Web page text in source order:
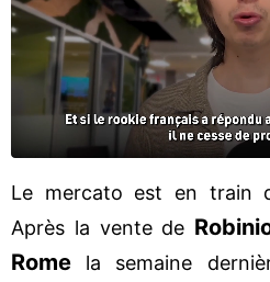
Le mercato est en train
Après la vente de
Rome la semaine